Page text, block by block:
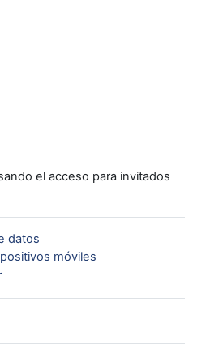
el acceso para invitados
datos
móviles